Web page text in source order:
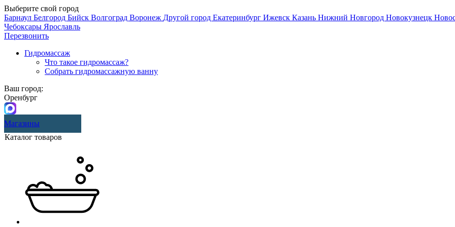
Выберите свой город
Барнаул Белгород Бийск Волгоград Воронеж Другой город Екатеринбург Ижевск Казань Нижний Новгород Новокузнецк
Чебоксары Ярославль
Перезвонить
Гидромассаж
Что такое гидромассаж?
Собрать гидромассажную ванну
Ваш город:
Оренбург
Магазины
Каталог товаров